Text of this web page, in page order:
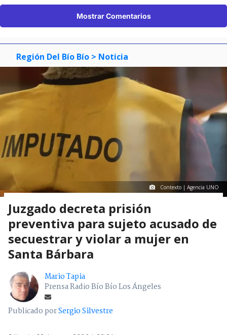
Mostrar Comentarios
Región Del Bío Bío > Noticia
Contexto | Agencia UNO
Juzgado decreta prisión
preventiva para sujeto acusado de
secuestrar y violar a mujer en
Santa Bárbara
Mario Tapia
Prensa Radio Bío Bío Los Ángeles
Publicado porSergio Silvestre